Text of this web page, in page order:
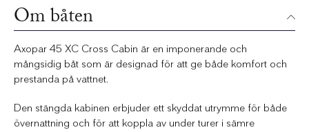
Om båten
Axopar 45 XC Cross Cabin är en imponerande och
mångsidig båt som är designad för att ge både komfort och
prestanda på vattnet.
Den stängda kabinen erbjuder ett skyddat utrymme för både
övernattning och för att koppla av under turer i sämre